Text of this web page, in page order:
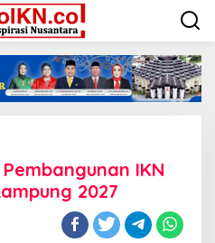
IKN
2027